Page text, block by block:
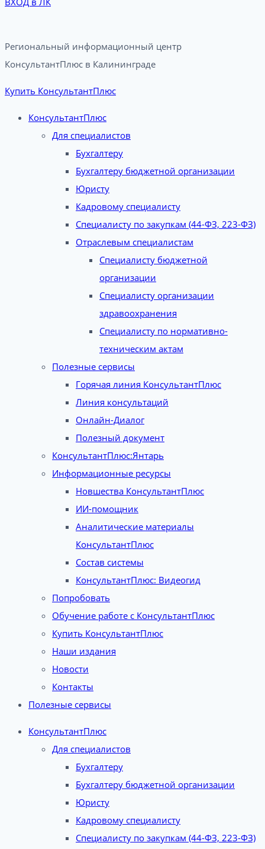
Региональный информационный центр
КонсультантПлюс в Калининграде​
Купить КонсультантПлюс
КонсультантПлюс
Для специалистов
Бухгалтеру
Бухгалтеру бюджетной организации
Юристу
Кадровому специалисту
Специалисту по закупкам (44-ФЗ, 223-ФЗ)
Отраслевым специалистам
Специалисту бюджетной
организации
Специалисту организации
здравоохранения
Специалисту по нормативно-
техническим актам
Полезные сервисы
Горячая линия КонсультантПлюс
Линия консультаций
Онлайн-Диалог
Полезный документ
КонсультантПлюс:Янтарь
Информационные ресурсы
Новшества КонсультантПлюс
ИИ-помощник
Аналитические материалы
КонсультантПлюс
Состав системы
КонсультантПлюс: Видеогид
Попробовать
Обучение работе с КонсультантПлюс
Купить КонсультантПлюс
Наши издания
Новости
Контакты
Полезные сервисы
КонсультантПлюс
Для специалистов
Бухгалтеру
Бухгалтеру бюджетной организации
Юристу
Кадровому специалисту
Специалисту по закупкам (44-ФЗ, 223-ФЗ)